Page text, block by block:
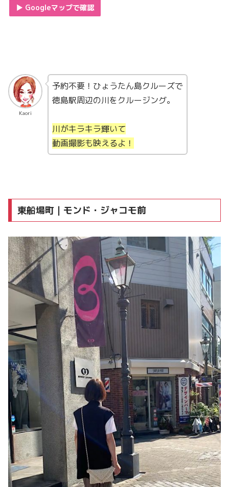
▶︎ Googleマップで確認
Kaori
予約不要！ひょうたん島クルーズで
徳島駅周辺の川をクルージング。
川がキラキラ輝いて
動画撮影も映えるよ！
東船場町｜モンド・ジャコモ前